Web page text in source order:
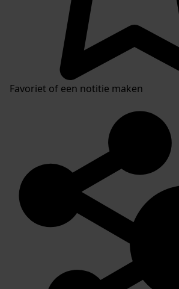
Favoriet of een notitie maken